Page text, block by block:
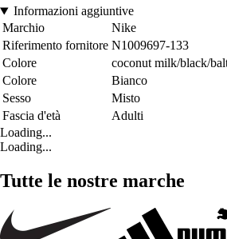
Informazioni aggiuntive
Marchio
Nike
Riferimento fornitore N1009697-133
Colore
coconut milk/black/
Colore
Bianco
Sesso
Misto
Fascia d'età
Adulti
Loading...
Loading...
Tutte le nostre marche